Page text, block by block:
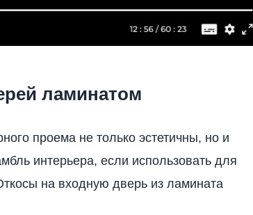
ламинатом
проема не только эстетичны, но и
интерьера, если использовать для
на входную дверь из ламината